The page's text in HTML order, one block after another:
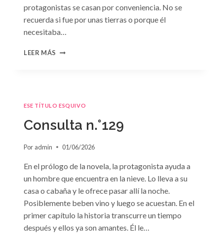
protagonistas se casan por conveniencia. No se
recuerda si fue por unas tierras o porque él
necesitaba…
LEER MÁS CONSULTA
ESE TÍTULO ESQUIVO
Consulta n.°129
Por admin 01/06/2026
En el prólogo de la novela, la protagonista ayuda a
un hombre que encuentra en la nieve. Lo lleva a su
casa o cabaña y le ofrece pasar allí la noche.
Posiblemente beben vino y luego se acuestan. En el
primer capítulo la historia transcurre un tiempo
después y ellos ya son amantes. Él le…